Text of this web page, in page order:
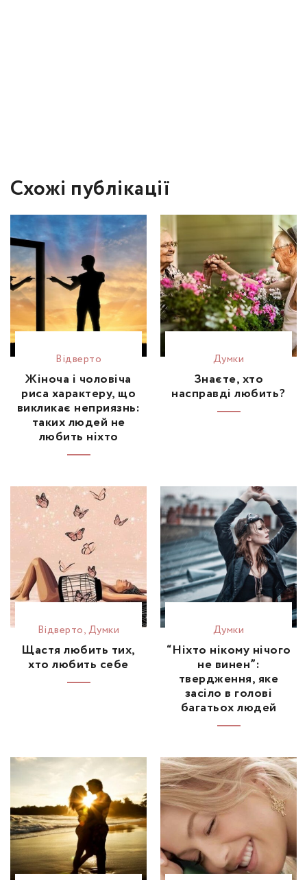
Схожі публікації
Відвертo
Жіноча і чоловіча
риса характеру, що
викликає неприязнь:
таких людей не
любить ніхто
Думки
Знаєте, хто
насправді любить?
Відвертo,Думки
Щастя любить тих,
хто любить себе
Думки
“Ніхто нікому нічого
не винен”:
твердження, яке
засіло в голові
багатьох людей